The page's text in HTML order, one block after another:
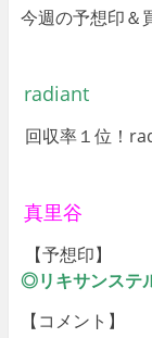
今週の予想印＆
radiant
回収率１位！
真里谷
【予想印】
◎リキサンステ
【コメント】